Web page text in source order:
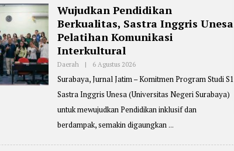
Wujudkan Pendidikan
Berkualitas, Sastra Inggris Unesa
Pelatihan Komunikasi
Interkultural
Daerah | 6 Agustus 2026O
E
R
E
P
O
R
E
Surabaya, Jurnal Jatim – Komitmen Program Studi S1
Sastra Inggris Unesa (Universitas Negeri Surabaya)
untuk mewujudkan Pendidikan inklusif dan
berdampak, semakin digaungkan